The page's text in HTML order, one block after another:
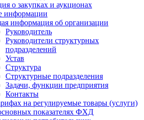
о закупках и аукционах
информации
информация об организации
Руководитель
Руководители структурных
подразделений
Устав
Структура
Структурные подразделения
Задачи, функции предприятия
Контакты
на регулируемые товары (услуги)
показателях ФХД